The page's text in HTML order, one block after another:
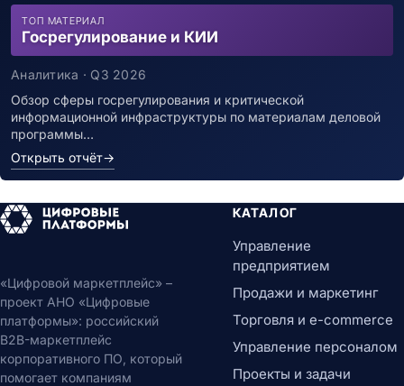
ТОП МАТЕРИАЛ
Госрегулирование и КИИ
Аналитика · Q3 2026
Обзор сферы госрегулирования и критической
информационной инфраструктуры по материалам деловой
программы…
Открыть отчёт→
«Цифровой маркетплейс» –
проект АНО «Цифровые
платформы»: российский
B2B-маркетплейс
корпоративного ПО, который
помогает компаниям
КАТАЛОГ
Управление
предприятием
Продажи и маркетинг
Торговля и e-commerce
Управление персоналом
Проекты и задачи